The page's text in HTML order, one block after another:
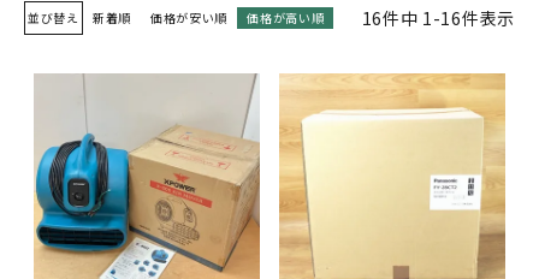
並び替え 新着順 価格が安い順 価格が高い順 16件中 1-16件表示